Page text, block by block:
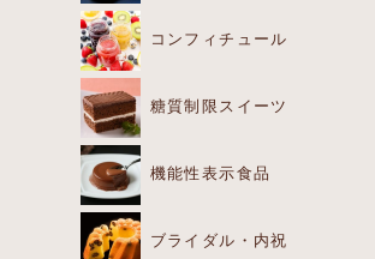
コンフィチュール
糖質制限スイーツ
機能性表示食品
ブライダル・内祝